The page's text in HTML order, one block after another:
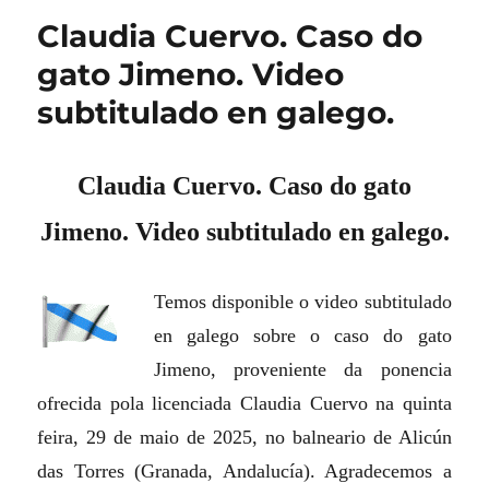
Claudia Cuervo. Caso do
gato Jimeno. Video
subtitulado en galego.
Claudia Cuervo. Caso do gato
Jimeno. Video subtitulado en galego.
Temos disponible o video subtitulado
en galego sobre o caso do gato
Jimeno, proveniente da ponencia
ofrecida pola licenciada Claudia Cuervo na quinta
feira, 29 de maio de 2025, no balneario de Alicún
das Torres (Granada, Andalucía). Agradecemos a